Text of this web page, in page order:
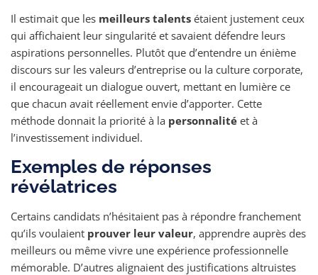
Il estimait que les meilleurs talents étaient justement ceux
qui affichaient leur singularité et savaient défendre leurs
aspirations personnelles. Plutôt que d’entendre un énième
discours sur les valeurs d’entreprise ou la culture corporate,
il encourageait un dialogue ouvert, mettant en lumière ce
que chacun avait réellement envie d’apporter. Cette
méthode donnait la priorité à la personnalité et à
l’investissement individuel.
Exemples de réponses
révélatrices
Certains candidats n’hésitaient pas à répondre franchement
qu’ils voulaient prouver leur valeur, apprendre auprès des
meilleurs ou même vivre une expérience professionnelle
mémorable. D’autres alignaient des justifications altruistes